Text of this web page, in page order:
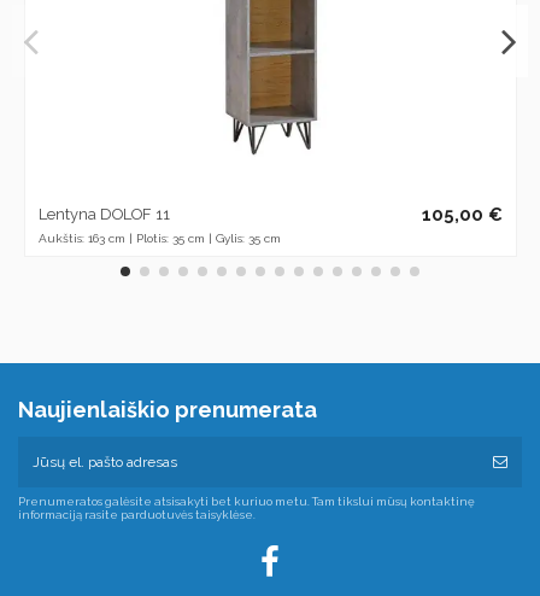
Lentyna DOLOF 11
Aukštis: 163 cm | Plotis: 35 cm | Gylis: 35 cm
105,00 €
Naujienlaiškio prenumerata
Prenumeratos galėsite atsisakyti bet kuriuo metu. Tam tikslui mūsų kontaktinę
informaciją rasite parduotuvės taisyklėse.